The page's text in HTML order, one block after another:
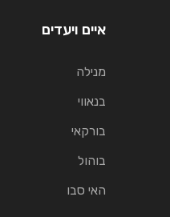
איים ויעדים
מנילה
בנאווי
בורקאי
בוהול
האי סבו